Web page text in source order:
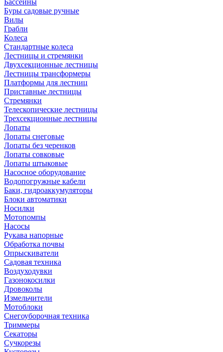
Бассейны
Буры садовые ручные
Вилы
Грабли
Колеса
Стандартные колеса
Лестницы и стремянки
Двухсекционные лестницы
Лестницы трансформеры
Платформы для лестниц
Приставные лестницы
Стремянки
Телескопические лестницы
Трехсекционные лестницы
Лопаты
Лопаты снеговые
Лопаты без черенков
Лопаты совковые
Лопаты штыковые
Насосное оборудование
Водопогружные кабели
Баки, гидроаккумуляторы
Блоки автоматики
Носилки
Мотопомпы
Насосы
Рукава напорные
Обработка почвы
Опрыскиватели
Садовая техника
Воздуходувки
Газонокосилки
Дровоколы
Измельчители
Мотоблоки
Снегоуборочная техника
Триммеры
Секаторы
Сучкорезы